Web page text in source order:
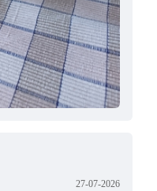
27-07-2026